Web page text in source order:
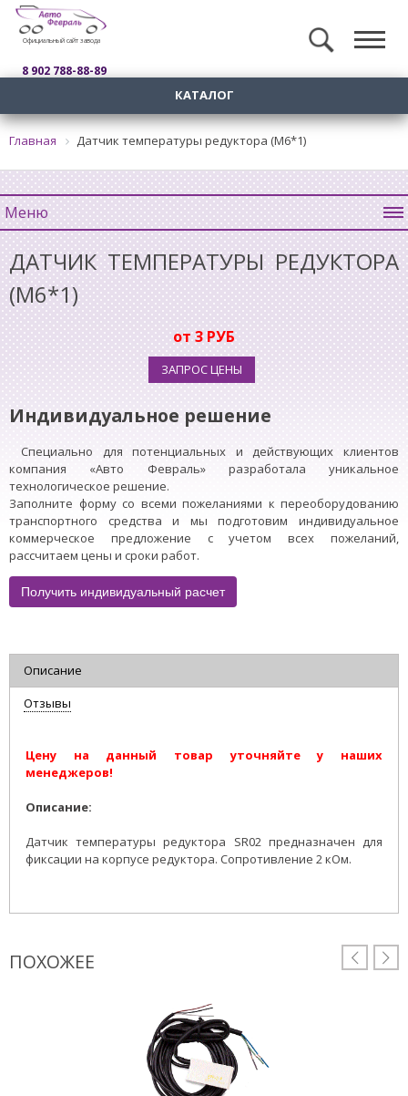
Официальный сайт завода
8 902 788-88-89
КАТАЛОГ
Главная Датчик температуры редуктора (М6*1)
Меню
ДАТЧИК ТЕМПЕРАТУРЫ РЕДУКТОРА
(М6*1)
от 3 РУБ
ЗАПРОС ЦЕНЫ
Индивидуальное решение
Специально для потенциальных и действующих клиентов
компания «Авто Февраль» разработала уникальное
технологическое решение.
Заполните форму со всеми пожеланиями к переоборудованию
транспортного средства и мы подготовим индивидуальное
коммерческое предложение с учетом всех пожеланий,
рассчитаем цены и сроки работ.
Получить индивидуальный расчет
Описание
Отзывы
Цену на данный товар уточняйте у наших
менеджеров!
Описание:
Датчик температуры редуктора SR02 предназначен для
фиксации на корпусе редуктора. Сопротивление 2 кОм.
 
ПОХОЖЕЕ